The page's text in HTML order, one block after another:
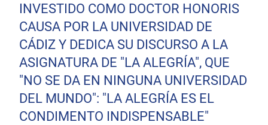
INVESTIDO COMO DOCTOR HONORIS
CAUSA POR LA UNIVERSIDAD DE
CÁDIZ Y DEDICA SU DISCURSO A LA
ASIGNATURA DE "LA ALEGRÍA", QUE
"NO SE DA EN NINGUNA UNIVERSIDAD
DEL MUNDO": "LA ALEGRÍA ES EL
CONDIMENTO INDISPENSABLE"